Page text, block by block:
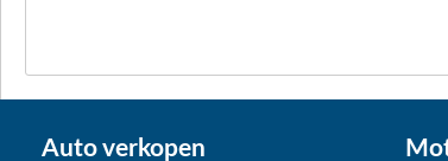
Auto verkopen